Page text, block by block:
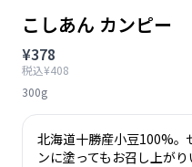
こしあん カンピー
¥378
税込¥408
300g
北海道十勝産小豆100%。
ンに塗ってもお召し上がり